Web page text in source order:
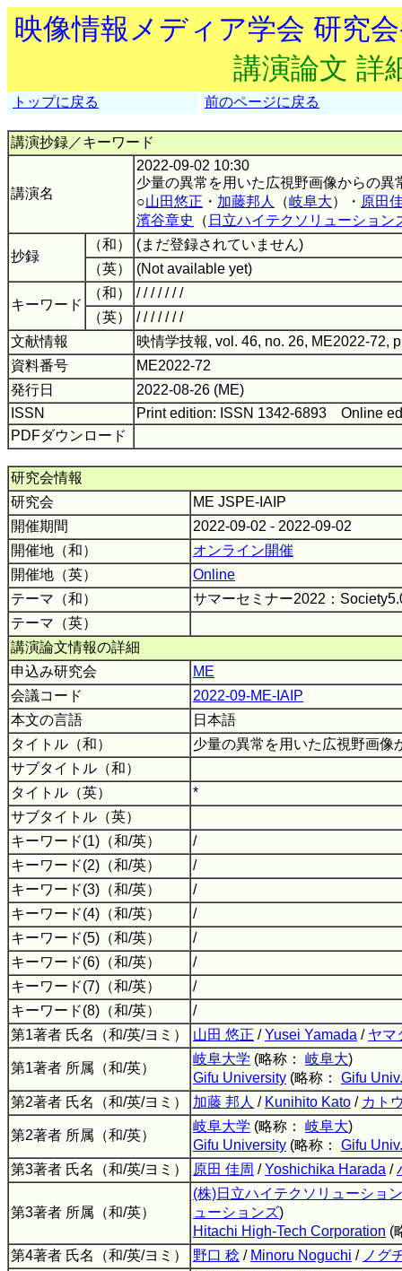
映像情報メディア学会 研究
講演論文 詳
トップに戻る 前のページに戻る
講演抄録／キーワード
講演名
2022-09-02 10:30
少量の異常を用いた広視野画像からの異
○山田悠正 ・ 加藤邦人 （岐阜大）・ 原田
濱谷章史
（ 日立ハイテクソリューション
抄録
（和）
(まだ登録されていません)
（英）
(Not available yet)
キーワード
（和）
/ / / / / / /
（英）
/ / / / / / /
文献情報
映情学技報, vol. 46, no. 26, ME2022-72,
資料番号
ME2022-72
発行日
2022-08-26 (ME)
ISSN
Print edition: ISSN 1342-6893 Online
PDFダウンロード
研究会情報
研究会
ME JSPE-IAIP
開催期間
2022-09-02 - 2022-09-02
開催地（和）
オンライン開催
開催地（英）
Online
テーマ（和）
サマーセミナー2022：
テーマ（英）
講演論文情報の詳細
申込み研究会
ME
会議コード
2022-09-ME-IAIP
本文の言語
日本語
タイトル（和）
少量の異常を用いた広視野画像
サブタイトル（和）
タイトル（英）
*
サブタイトル（英）
キーワード(1)（和/英）
/
キーワード(2)（和/英）
/
キーワード(3)（和/英）
/
キーワード(4)（和/英）
/
キーワード(5)（和/英）
/
キーワード(6)（和/英）
/
キーワード(7)（和/英）
/
キーワード(8)（和/英）
/
第1著者 氏名（和/英/ヨミ）
山田 悠正 /Yusei Yamada / ヤマ
第1著者 所属（和/英）
岐阜大学 (略称： 岐阜大)
Gifu University (略称： Gifu Univ.
第2著者 氏名（和/英/ヨミ）
加藤 邦人 / Kunihito Kato / カト
第2著者 所属（和/英）
岐阜大学 (略称： 岐阜大)
Gifu University (略称： Gifu Univ.
第3著者 氏名（和/英/ヨミ）
原田 佳周 /Yoshichika Harada /
第3著者 所属（和/英）
(株)日立ハイテクソリューショ
ューションズ)
Hitachi High-Tech Corporation (
第4著者 氏名（和/英/ヨミ）
野口 稔 / Minoru Noguchi / ノグ